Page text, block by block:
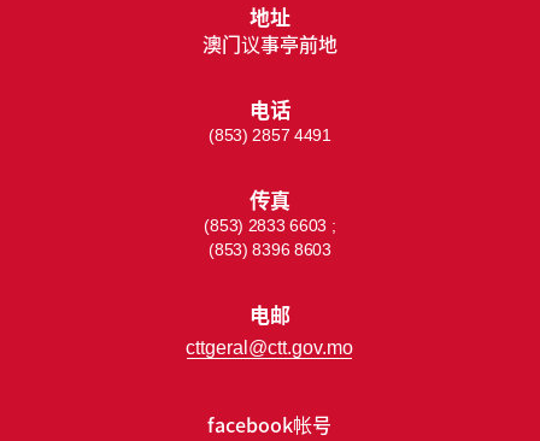
facebook帐号
地址
澳门议事亭前地
电话
(853) 2857 4491
传真
(853) 2833 6603 ;
(853) 8396 8603
电邮
cttgeral@ctt.gov.mo